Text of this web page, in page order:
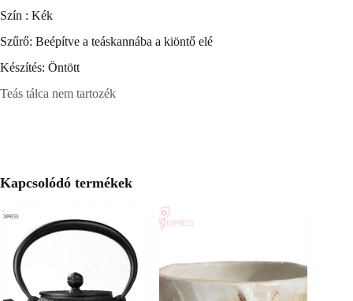
Szín : Kék
Szűrő: Beépítve a teáskannába a kiöntő elé
Készítés: Öntött
Teás tálca nem tartozék
Kapcsolódó termékek